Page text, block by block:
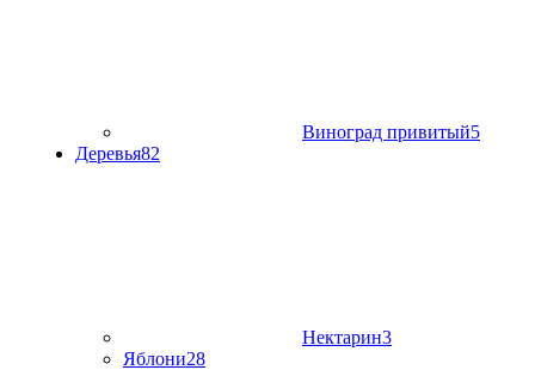
Виноград привитый5
Деревья82
Нектарин3
Яблони28